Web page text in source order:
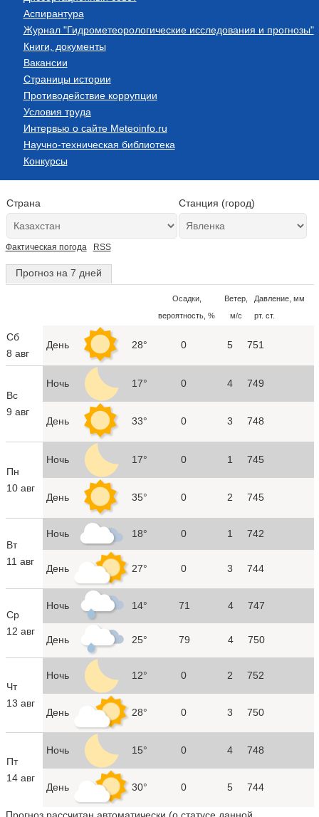
Аспирантура
Журнал "Гидрометеорологические исследования и прогнозы"
Книги, документы
Вакансии
Страницы истории
Противодействие коррупции
Условия труда
Интервью о сайте Meteoinfo.ru
Научно-техническая библиотека
Конкурсы
Страна Станция (город)
Фактическая погода RSS
Прогноз на 7 дней
Осадки,
вероятность, %
Ветер,
м/с
Давление, мм
рт. ст.
Сб
8 авг
День 28° 0 5 751
Вс
9 авг
Ночь 17° 0 4 749
День 33° 0 3 748
Пн
10 авг
Ночь 17° 0 1 745
День 35° 0 2 745
Вт
11 авг
Ночь 18° 0 1 742
День 27° 0 3 744
Ср
12 авг
Ночь 14° 71 4 747
День 25° 79 4 750
Чт
13 авг
Ночь 12° 0 2 752
День 28° 0 3 750
Пт
14 авг
Ночь 15° 0 4 748
День 30° 0 5 744
Прогноз рассчитан автоматически (о статусе данной